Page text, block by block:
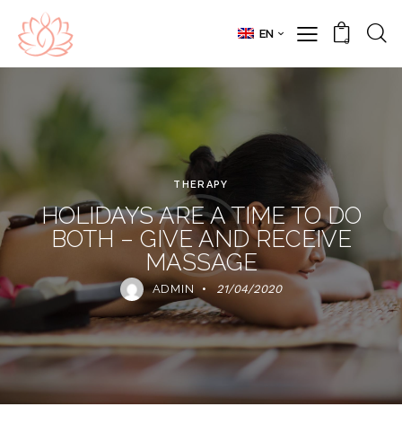
EN
0
THERAPY
HOLIDAYS ARE A TIME TO DO
BOTH – GIVE AND RECEIVE
MASSAGE
ADMIN 21/04/2020